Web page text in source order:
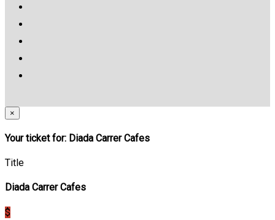
×
Your ticket for: Diada Carrer Cafes
Title
Diada Carrer Cafes
$